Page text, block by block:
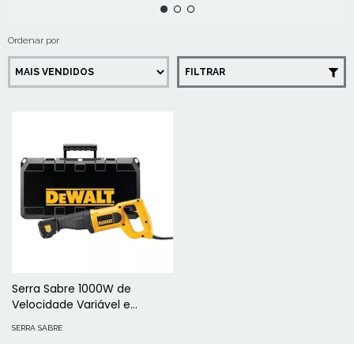
Ordenar por
FILTRAR
Serra Sabre 1000W de
Velocidade Variável e
SERRA SABRE